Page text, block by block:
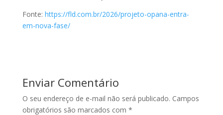
Fonte: https://fld.com.br/2026/projeto-opana-entra-
em-nova-fase/
Enviar Comentário
O seu endereço de e-mail não será publicado. Campos
obrigatórios são marcados com *